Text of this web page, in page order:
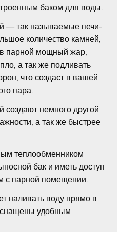
баком для воды.
— так называемые печи-
количество камней,
в парной мощный жар,
а так же подливать
что создаст в вашей
пара.
создают немного другой
а так же быстрее
теплообменником
бак и иметь доступ
с парной помещении.
наливать воду прямо в
удобным